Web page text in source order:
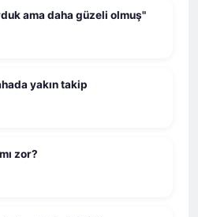
ama daha güzeli olmuş"
yakın takip
zor?